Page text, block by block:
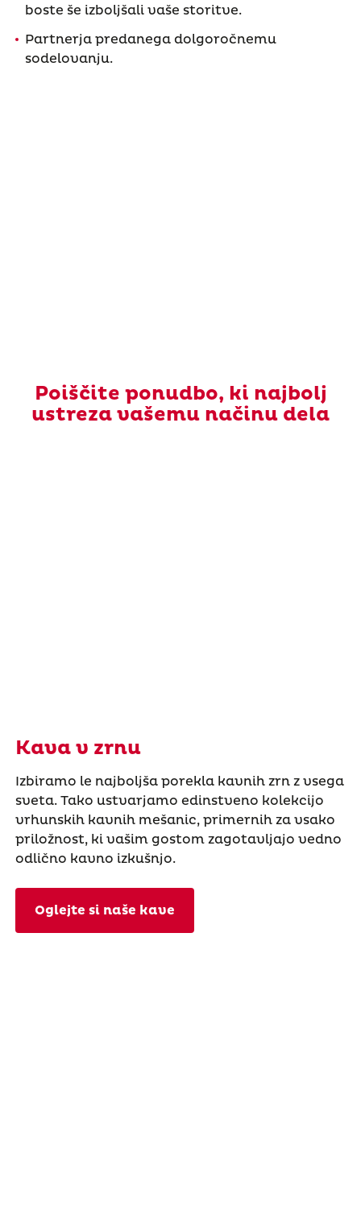
boste še izboljšali vaše storitve.
Partnerja predanega dolgoročnemu
sodelovanju.
Poiščite ponudbo, ki najbolj
ustreza vašemu načinu dela
Kava v zrnu
Izbiramo le najboljša porekla kavnih zrn z vsega
sveta. Tako ustvarjamo edinstveno kolekcijo
vrhunskih kavnih mešanic, primernih za vsako
priložnost, ki vašim gostom zagotavljajo vedno
odlično kavno izkušnjo.
Oglejte si naše kave